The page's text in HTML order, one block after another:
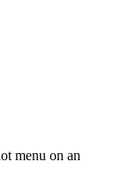
menu on an